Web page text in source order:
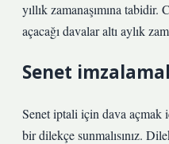
yıllık zamanaşımına
açacağı davalar altı aylık
Senet
Senet iptali için dava
bir dilekçe sunmalısınız.